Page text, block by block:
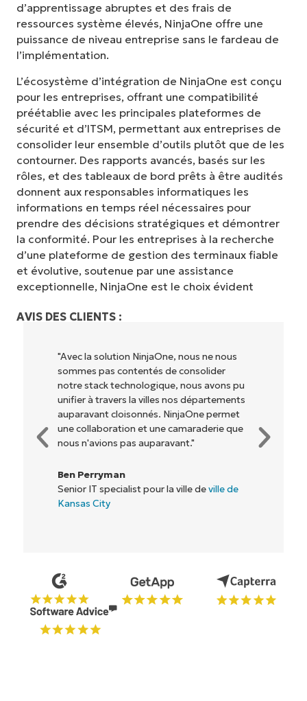
d’apprentissage abruptes et des frais de
ressources système élevés, NinjaOne offre une
puissance de niveau entreprise sans le fardeau de
l’implémentation.
L’écosystème d’intégration de NinjaOne est conçu
pour les entreprises, offrant une compatibilité
préétablie avec les principales plateformes de
sécurité et d’ITSM, permettant aux entreprises de
consolider leur ensemble d’outils plutôt que de les
contourner. Des rapports avancés, basés sur les
rôles, et des tableaux de bord prêts à être audités
donnent aux responsables informatiques les
informations en temps réel nécessaires pour
prendre des décisions stratégiques et démontrer
la conformité. Pour les entreprises à la recherche
d’une plateforme de gestion des terminaux fiable
et évolutive, soutenue par une assistance
exceptionnelle, NinjaOne est le choix évident
AVIS DES CLIENTS :
"NinjaOne permet à notre entreprise (ainsi
qu'aux propriétaires et opérateurs avec
lesquels nous travaillons) d'être plus
rentables. Tout le monde y gagne."
Rory McCune
Directeur informatique chezFlash
Commencez votre essai de 14 jours
Pas de carte de crédit requise, accès complet à